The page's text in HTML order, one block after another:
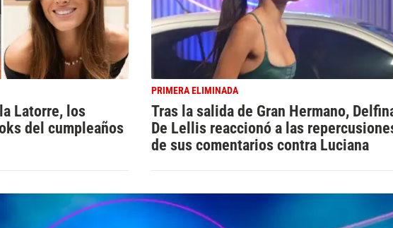
Latorre, los
del cumpleaños
PRIMERA ELIMINADA
Tras la salida de Gran Hermano,
De Lellis reaccionó a las
de sus comentarios contra Luciana